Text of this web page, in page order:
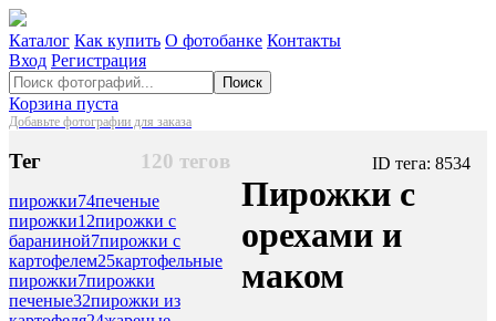
Каталог Как купить О фотобанке Контакты
Вход Регистрация
Поиск
Корзина пуста
Добавьте фотографии для заказа
120 тегов
Тег
пирожки74печеные
пирожки12пирожки с
бараниной7пирожки с
картофелем25картофельные
пирожки7пирожки
печеные32пирожки из
ID тега: 8534
Пирожки с
орехами и
маком